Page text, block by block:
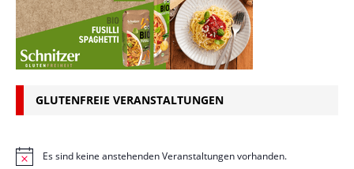
GLUTENFREIE VERANSTALTUNGEN
H
Es sind keine anstehenden Veranstaltungen vorhanden.